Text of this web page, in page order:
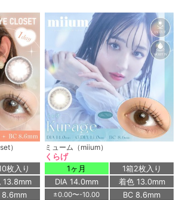
）
枚入り
13.8mm
8.6mm
ミューム（miium）
くらげ
1ヶ月
1箱2枚入り
DIA 14.0mm
着色 13.0mm
±0.00〜-10.00
BC 8.6mm